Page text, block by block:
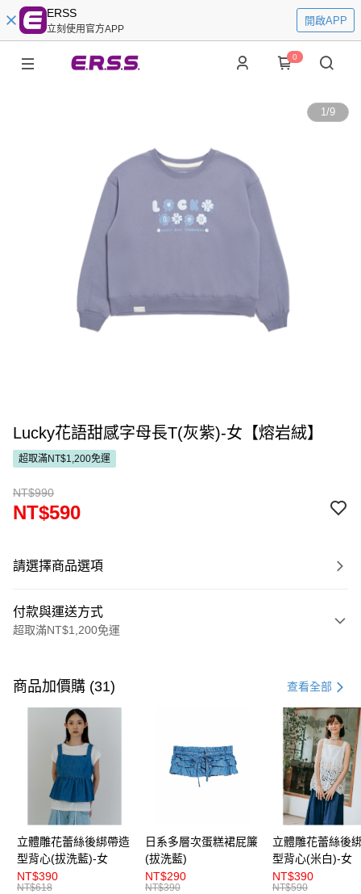
ERSS
立刻使用官方APP
開啟APP
0
1/9
Lucky花語甜感字母長T(灰紫)-女【熔岩絨】
超取滿NT$1,200免運
NT$990
NT$590
請選擇商品選項
付款與運送方式
超取滿NT$1,200免運
信用卡一次付款
超商取貨付款
LINE Pay
Apple Pay
街口支付
悠遊付
AFTEE先享後付
相關說明
商品加價購 (31) 查看全部
立體雕花蕾絲後綁帶造
型背心(拔洗藍)-女
NT$390
NT$618
日系多層次蛋糕裙屁簾
(拔洗藍)
NT$290
NT$390
立體雕花蕾絲後
型背心(米白)-女
NT$390
NT$590